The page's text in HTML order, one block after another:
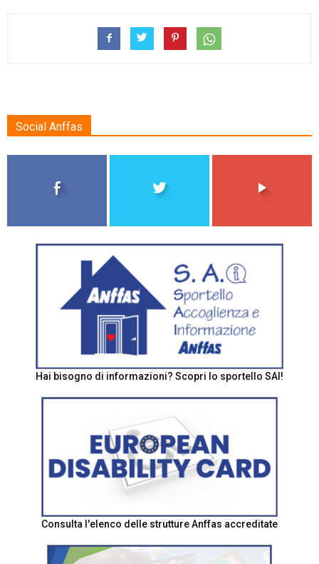
Social Anffas
Hai bisogno di informazioni? Scopri lo sportello SAI!
Consulta l'elenco delle strutture Anffas accreditate